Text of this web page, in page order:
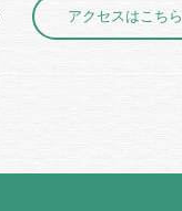
アクセスはこちら